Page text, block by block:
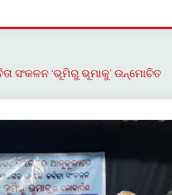
ସଂକଳନ ‘ଭୂମିରୁ ଭୂମାକୁ’ ଉନ୍ମୋଚିତ